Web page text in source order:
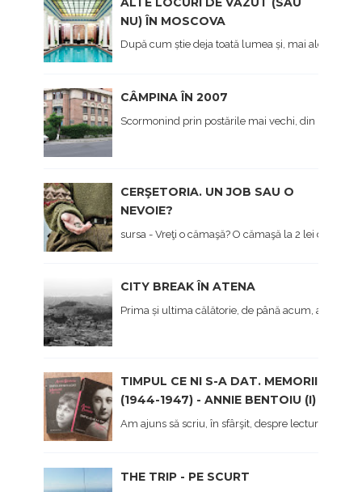
NU) ÎN MOSCOVA
După cum știe deja toată lumea și, mai ales cei
CÂMPINA ÎN 2007
Scormonind prin postările mai vechi, din prima
CERŞETORIA. UN JOB SAU O
NEVOIE?
sursa - Vreţi o cămaşă? O cămaşă la 2 lei dau... -
CITY BREAK ÎN ATENA
Prima și ultima călătorie, de până acum, a
TIMPUL CE NI S-A DAT. MEMORII
(1944-1947) - ANNIE BENTOIU (I)
Am ajuns să scriu, în sfârşit, despre lectura mea
THE TRIP - PE SCURT